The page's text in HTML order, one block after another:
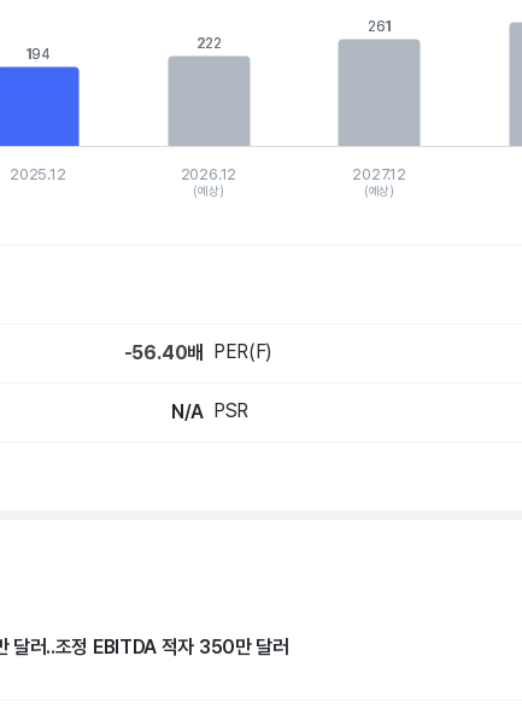
values. Data ranges from 154.824075 to 302.741.
194
194
222
222
261
261
2025.12 2026.12
(예상)
2027.12
(예상)
-56.40배 PER(F)
N/A PSR
러..조정 EBITDA 적자 350만 달러